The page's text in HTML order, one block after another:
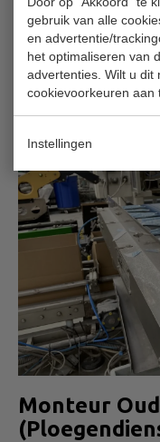
gebruik van alle
en advertentie/
het optimaliseren van
advertenties. Wilt u dit
cookievoorkeuren aan
Instellingen
Lees meer
Monteur